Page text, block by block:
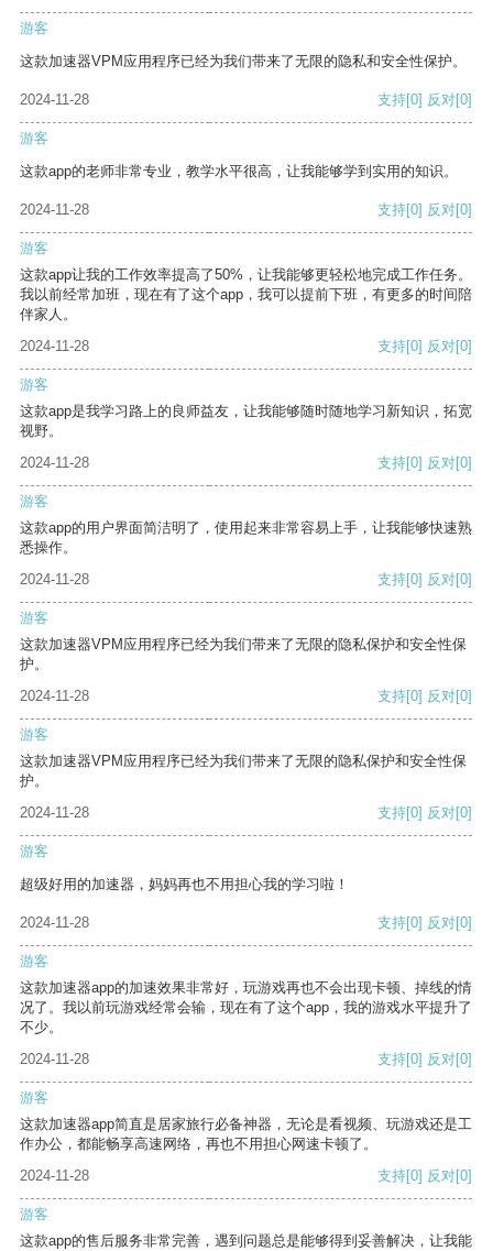
游客
这款加速器VPM应用程序已经为我们带来了无限的隐私和安全性保护。
2024-11-28 支持[0] 反对[0]
游客
这款app的老师非常专业，教学水平很高，让我能够学到实用的知识。
2024-11-28 支持[0] 反对[0]
游客
这款app让我的工作效率提高了50%，让我能够更轻松地完成工作任务。
我以前经常加班，现在有了这个app，我可以提前下班，有更多的时间陪
伴家人。
2024-11-28
支持[0] 反对[0]
游客
这款app是我学习路上的良师益友，让我能够随时随地学习新知识，拓宽
视野。
2024-11-28
支持[0] 反对[0]
游客
这款app的用户界面简洁明了，使用起来非常容易上手，让我能够快速熟
悉操作。
2024-11-28
支持[0] 反对[0]
游客
这款加速器VPM应用程序已经为我们带来了无限的隐私保护和安全性保
护。
2024-11-28
支持[0] 反对[0]
游客
这款加速器VPM应用程序已经为我们带来了无限的隐私保护和安全性保
护。
2024-11-28
支持[0] 反对[0]
游客
超级好用的加速器，妈妈再也不用担心我的学习啦！
2024-11-28 支持[0] 反对[0]
游客
这款加速器app的加速效果非常好，玩游戏再也不会出现卡顿、掉线的情
况了。我以前玩游戏经常会输，现在有了这个app，我的游戏水平提升了
不少。
2024-11-28
支持[0] 反对[0]
游客
这款加速器app简直是居家旅行必备神器，无论是看视频、玩游戏还是工
作办公，都能畅享高速网络，再也不用担心网速卡顿了。
2024-11-28
支持[0] 反对[0]
游客
这款app的售后服务非常完善，遇到问题总是能够得到妥善解决，让我能